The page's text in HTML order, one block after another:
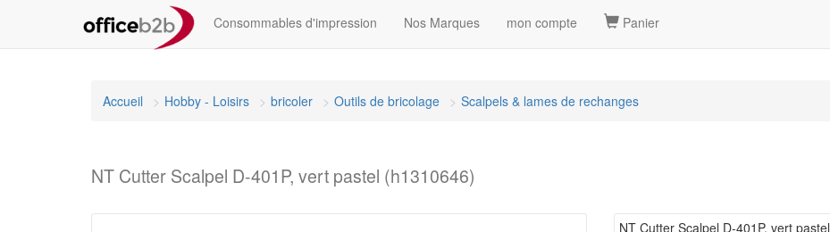
Consommables d'impression Nos Marques mon compte Panier
Accueil Hobby - Loisirs bricoler Outils de bricolage Scalpels & lames de rechanges
NT Cutter Scalpel D-401P, vert pastel (h1310646)
NT Cutter Scalpel D-401P, vert pastel